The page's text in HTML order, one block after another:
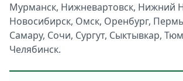
Мурманск, Нижневартовск, Нижний
Новосибирск, Омск, Оренбург,
Самару, Сочи, Сургут, Сыктывкар,
Челябинск.